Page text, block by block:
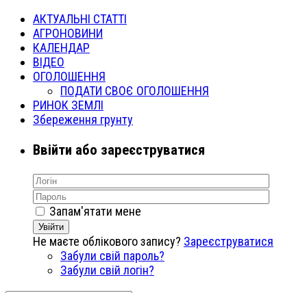
АКТУАЛЬНІ СТАТТІ
АГРОНОВИНИ
КАЛЕНДАР
ВІДЕО
ОГОЛОШЕННЯ
ПОДАТИ СВОЄ ОГОЛОШЕННЯ
РИНОК ЗЕМЛІ
Збереження грунту
Ввійти або зареєструватися
Запам'ятати мене
Увійти
Не маєте облікового запису? Зареєструватися
Забули свій пароль?
Забули свій логін?